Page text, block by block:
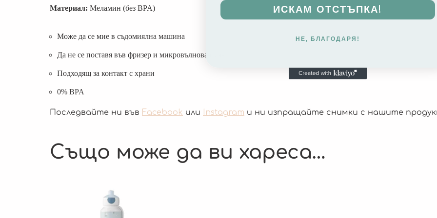
Материал: Меламин (без BPA)
Може да се мие в съдомиялна машина
Да не се поставя във фризер и микровълнова печка
Подходящ за контакт с храни
0% BPA
Последвайте ни във Facebook или Instagram и ни изпращайте снимки с нашите
Също може да ви хареса…
ИСКАМ ОТСТЪПКА!
НЕ, БЛАГОДАРЯ!